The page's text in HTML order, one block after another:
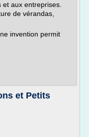
aux entreprises.
de vérandas,
invention permit
et Petits